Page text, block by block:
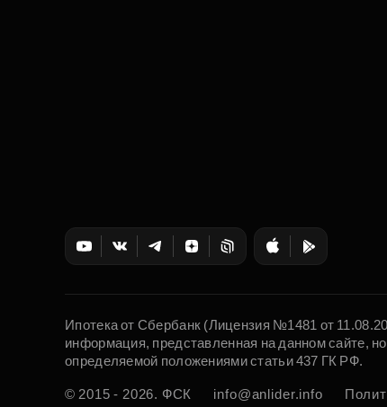
Ипотека от Сбербанк (Лицензия №1481 от
информация, представленная на данном сайте,
определяемой положениями статьи 437 ГК РФ.
© 2015 - 2026. ФСК info@anlider.info